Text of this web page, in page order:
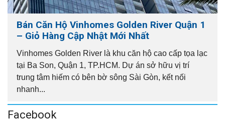
Bán Căn Hộ Vinhomes Golden River Quận 1
– Giỏ Hàng Cập Nhật Mới Nhất
Vinhomes Golden River là khu căn hộ cao cấp tọa lạc
tại Ba Son, Quận 1, TP.HCM. Dự án sở hữu vị trí
trung tâm hiếm có bên bờ sông Sài Gòn, kết nối
nhanh...
Facebook